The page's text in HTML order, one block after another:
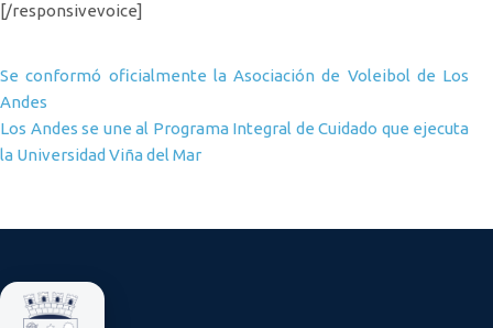
[/responsivevoice]
Navegación de entradas
Se conformó oficialmente la Asociación de Voleibol de Los
Andes
Los Andes se une al Programa Integral de Cuidado que ejecuta
la Universidad Viña del Mar